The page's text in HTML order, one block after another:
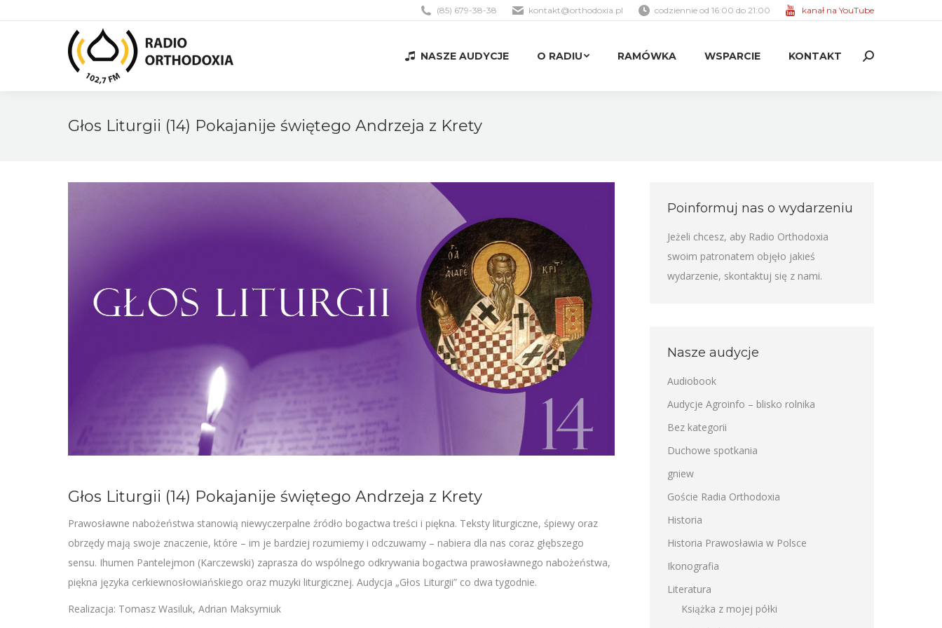
(85) 679-38-38 kontakt@orthodoxia.pl codziennie od 16:00 do 21:00 kanał na YouTube
NASZE AUDYCJE O RADIU RAMÓWKA WSPARCIE KONTAKT Search:
Głos Liturgii (14) Pokajanije świętego Andrzeja z Krety
Głos Liturgii (14) Pokajanije świętego Andrzeja z Krety
Prawosławne nabożeństwa stanowią niewyczerpalne źródło bogactwa treści i piękna. Teksty liturgiczne, śpiewy oraz
obrzędy mają swoje znaczenie, które – im je bardziej rozumiemy i odczuwamy – nabiera dla nas coraz głębszego
sensu. Ihumen Pantelejmon (Karczewski) zaprasza do wspólnego odkrywania bogactwa prawosławnego nabożeństwa,
piękna języka cerkiewnosłowiańskiego oraz muzyki liturgicznej. Audycja „Głos Liturgii” co dwa tygodnie.
Realizacja: Tomasz Wasiluk, Adrian Maksymiuk
Poinformuj nas o wydarzeniu
Jeżeli chcesz, aby Radio Orthodoxia
swoim patronatem objęło jakieś
wydarzenie, skontaktuj się z nami.
Nasze audycje
Audiobook
Audycje Agroinfo – blisko rolnika
Bez kategorii
Duchowe spotkania
gniew
Goście Radia Orthodoxia
Historia
Historia Prawosławia w Polsce
Ikonografia
Literatura
Książka z mojej półki